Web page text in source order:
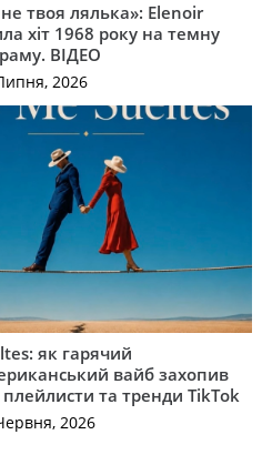
твоя лялька»: Elenoir
хіт 1968 року на темну
ВІДЕО
2026
як гарячий
вайб захопив
плейлисти та тренди TikTok
2026